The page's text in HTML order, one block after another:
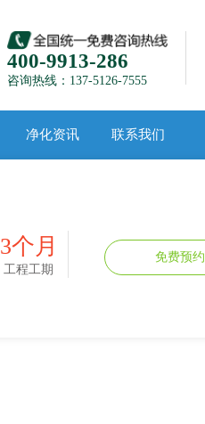
400-9913-286
咨询热线：137-5126-7555
净化资讯 联系我们
3个月
工程工期
免费预约